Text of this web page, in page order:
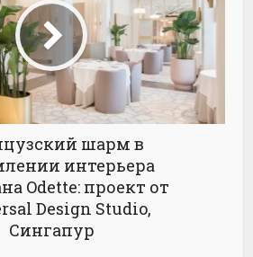
шарм в
интерьера
Odette: проект от
Design Studio,
Сингапур